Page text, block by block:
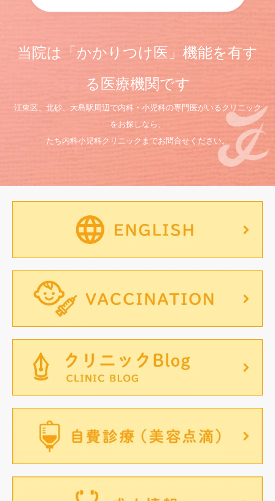
当院は「かかりつけ医」機能を有す
る医療機関です
江東区、北砂、大島駅周辺で内科・小児科の専門医がいるクリニック
をお探しなら、
たち内科小児科クリニックまでお問合せください。